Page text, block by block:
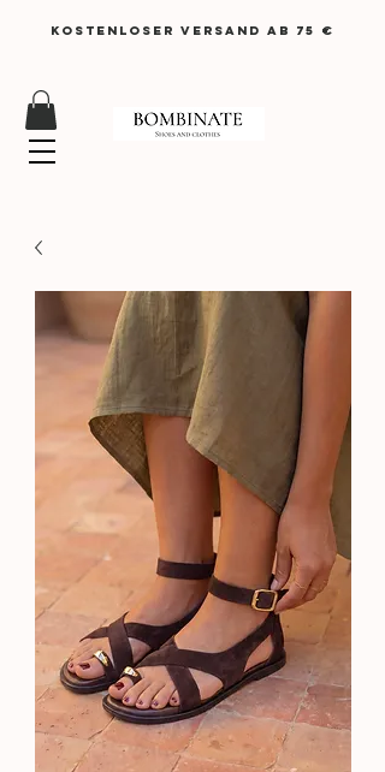
KOSTENLOSER VERSAND AB 75 €